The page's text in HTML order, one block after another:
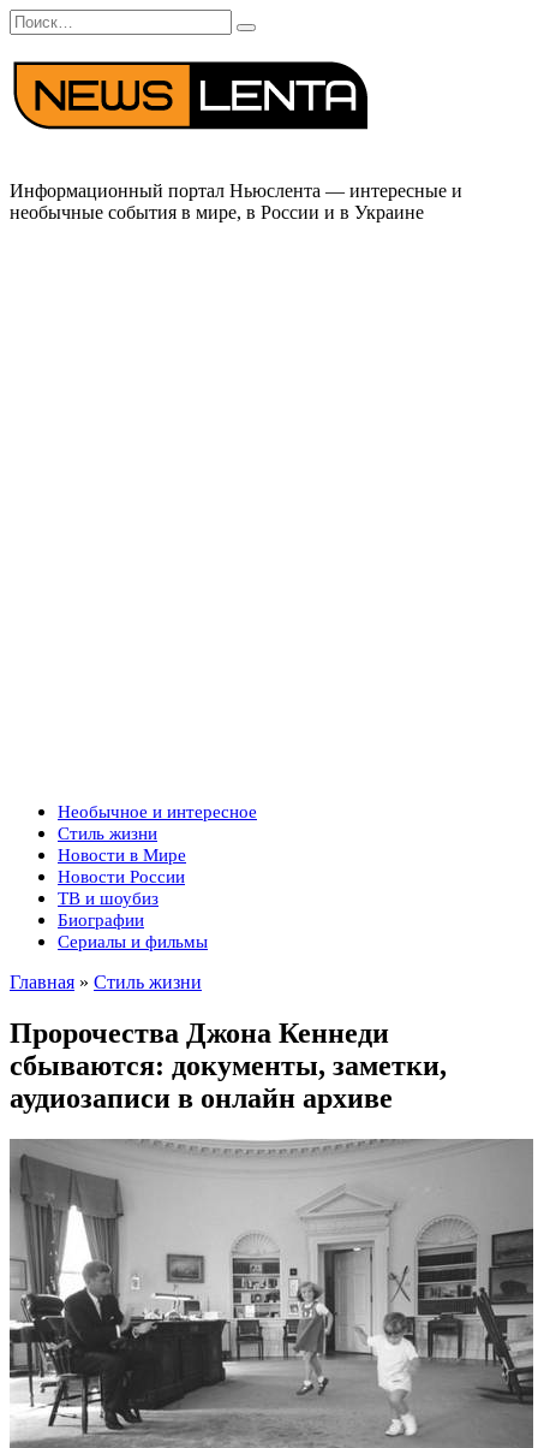
Перейти
к
содержанию
Search
for:
Информационный портал Ньюслента — интересные и
необычные события в мире, в России и в Украине
Необычное и интересное
Стиль жизни
Новости в Мире
Новости России
ТВ и шоубиз
Биографии
Сериалы и фильмы
Главная » Стиль жизни
Пророчества Джона Кеннеди
сбываются: документы, заметки,
аудиозаписи в онлайн архиве